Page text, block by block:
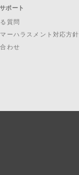
ポート
質問
ーハラスメント対応方針
わせ